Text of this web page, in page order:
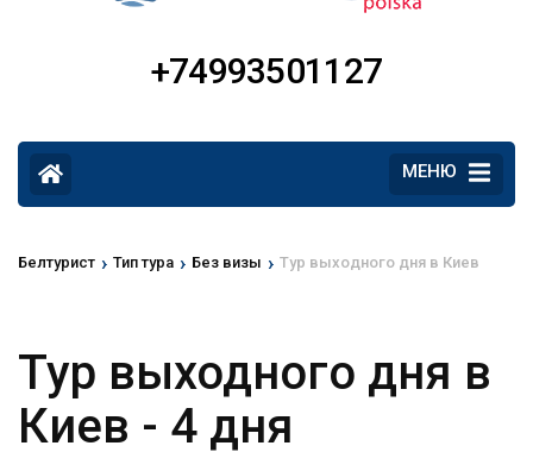
+74993501127
МЕНЮ
Белтурист › Тип тура › Без визы › Тур выходного дня в Киев
Тур выходного дня в
Киев - 4 дня